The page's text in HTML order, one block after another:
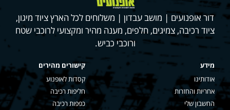
דור אופנועים | מושב עבדון | משלוחים לכל הארץ ציוד מיגון,
ציוד רכיבה, צמיגים, חלפים, מענה מהיר ומקצועי לרוכבי שטח
ורוכבי כביש.
מידע
אודותינו
אחריות והחזרות
החשבון שלי
קישורים מהירים
קסדות לאופנוע
חליפות רכיבה
כפפות רכיבה